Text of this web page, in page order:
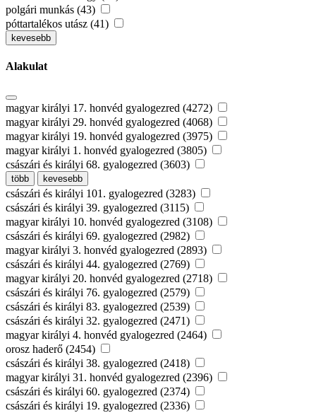
polgári munkás (43)
póttartalékos utász (41)
kevesebb
Alakulat
magyar királyi 17. honvéd gyalogezred (4272)
magyar királyi 29. honvéd gyalogezred (4068)
magyar királyi 19. honvéd gyalogezred (3975)
magyar királyi 1. honvéd gyalogezred (3805)
császári és királyi 68. gyalogezred (3603)
több kevesebb
császári és királyi 101. gyalogezred (3283)
császári és királyi 39. gyalogezred (3115)
magyar királyi 10. honvéd gyalogezred (3108)
császári és királyi 69. gyalogezred (2982)
magyar királyi 3. honvéd gyalogezred (2893)
császári és királyi 44. gyalogezred (2769)
magyar királyi 20. honvéd gyalogezred (2718)
császári és királyi 76. gyalogezred (2579)
császári és királyi 83. gyalogezred (2539)
császári és királyi 32. gyalogezred (2471)
magyar királyi 4. honvéd gyalogezred (2464)
orosz haderő (2454)
császári és királyi 38. gyalogezred (2418)
magyar királyi 31. honvéd gyalogezred (2396)
császári és királyi 60. gyalogezred (2374)
császári és királyi 19. gyalogezred (2336)